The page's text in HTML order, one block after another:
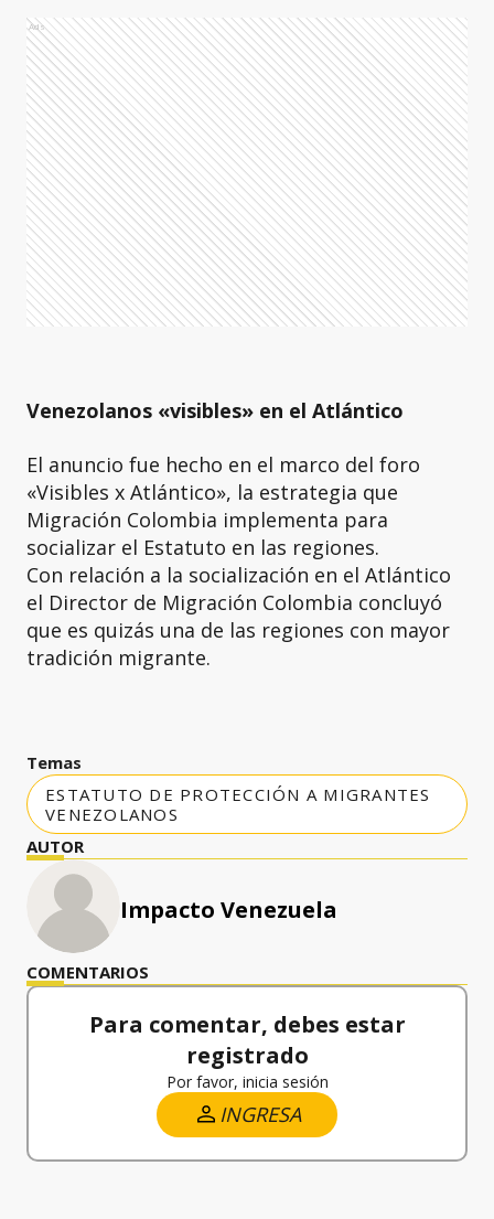
Ads
Venezolanos «visibles» en el Atlántico
El anuncio fue hecho en el marco del foro
«Visibles x Atlántico», la estrategia que
Migración Colombia implementa para
socializar el Estatuto en las regiones.
Con relación a la socialización en el Atlántico
el Director de Migración Colombia concluyó
que es quizás una de las regiones con mayor
tradición migrante.
Temas
ESTATUTO DE PROTECCIÓN A MIGRANTES
VENEZOLANOS
AUTOR
Impacto Venezuela
COMENTARIOS
Para comentar, debes estar
registrado
Por favor, inicia sesión
INGRESA